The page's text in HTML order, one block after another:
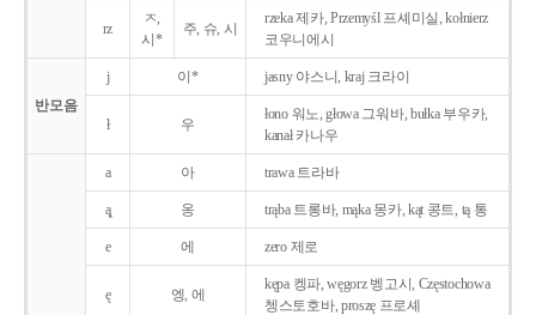
rz
ㅈ,
시*
주, 슈, 시
rzeka 제카, Przemyśl 프셰미실, kołnierz
코우니에시
반모음
j 이* jasny 야스니, kraj 크라이
ł 우
łono 워노, głowa 그워바, bułka 부우카,
kanał 카나우
a 아 trawa 트라바
ą̨ 옹 trąba 트롱바, mąka 몽카, kąt 콩트, tą 통
e 에 zero 제로
ę 엥, 에
kępa 켕파, węgorz 벵고시, Częstochowa
쳉스토호바, proszę 프로셰